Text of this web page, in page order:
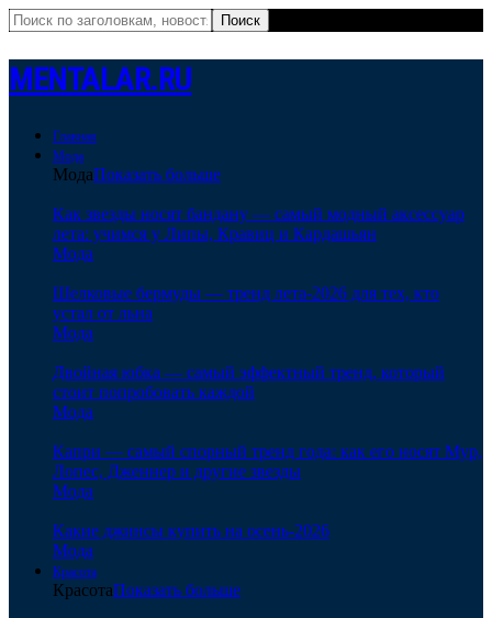
MENTALAR.RU
Главная
Мода
МодаПоказать больше
Как звезды носят бандану — самый модный аксессуар
лета: учимся у Липы, Кравиц и Кардашьян
Мода
Шелковые бермуды — тренд лета-2026 для тех, кто
устал от льна
Мода
Двойная юбка — самый эффектный тренд, который
стоит попробовать каждой
Мода
Капри — самый спорный тренд года: как его носят Мур,
Лопес, Дженнер и другие звезды
Мода
Какие джинсы купить на осень-2026
Мода
Красота
КрасотаПоказать больше